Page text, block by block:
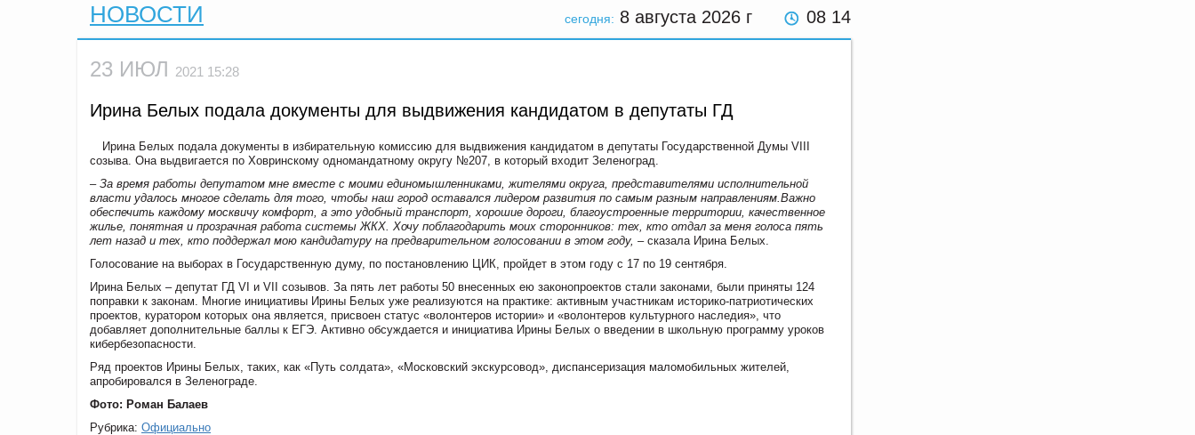
сегодня: 8 августа 2026 г 08 14
НОВОСТИ
23 ИЮЛ 2021 15:28
Ирина Белых подала документы для выдвижения кандидатом в депутаты ГД
Ирина Белых подала документы в избирательную комиссию для выдвижения кандидатом в депутаты Государственной Думы VIII
созыва. Она выдвигается по Ховринскому одномандатному округу №207, в который входит Зеленоград.
– За время работы депутатом мне вместе с моими единомышленниками, жителями округа, представителями исполнительной
власти удалось многое сделать для того, чтобы наш город оставался лидером развития по самым разным направлениям.Важно
обеспечить каждому москвичу комфорт, а это удобный транспорт, хорошие дороги, благоустроенные территории, качественное
жилье, понятная и прозрачная работа системы ЖКХ. Хочу поблагодарить моих сторонников: тех, кто отдал за меня голоса пять
лет назад и тех, кто поддержал мою кандидатуру на предварительном голосовании в этом году, – сказала Ирина Белых.
Голосование на выборах в Государственную думу, по постановлению ЦИК, пройдет в этом году с 17 по 19 сентября.
Ирина Белых – депутат ГД VI и VII созывов. За пять лет работы 50 внесенных ею законопроектов стали законами, были приняты 124
поправки к законам. Многие инициативы Ирины Белых уже реализуются на практике: активным участникам историко-патриотических
проектов, куратором которых она является, присвоен статус «волонтеров истории» и «волонтеров культурного наследия», что
добавляет дополнительные баллы к ЕГЭ. Активно обсуждается и инициатива Ирины Белых о введении в школьную программу уроков
кибербезопасности.
Ряд проектов Ирины Белых, таких, как «Путь солдата», «Московский экскурсовод», диспансеризация маломобильных жителей,
апробировался в Зеленограде.
Фото: Роман Балаев
Рубрика: Официально